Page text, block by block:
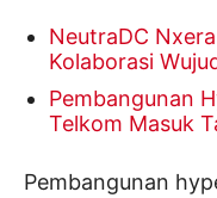
NeutraDC
Kolaborasi
Pembangunan
Telkom Masuk
Pembangunan